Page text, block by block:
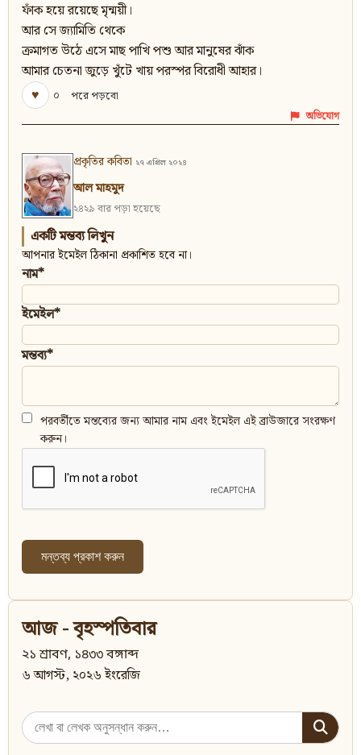
ফাঁক হয়ে রয়েছে মৃন্ময়ী।
আর সে জ্যামিতি থেকে
ক্রমাগত উঠে এসে মাছ পাখি পশু আর মানুষের ঝাঁক
আমার চেতনা জুড়ে খুঁটে খায় পরস্পর বিরোধী আহার।
♥
০ পরে পড়বো
অভিযোগ
প্রকৃতির কবিতা ২৭ এপ্রিল ২০২৪
আল মাহমুদ
২৪২৯ বার পড়া হয়েছে
একটি মন্তব্য লিখুন
আপনার ইমেইল ঠিকানা প্রকাশিত হবে না।
নাম*
ইমেইল*
মন্তব্য*
পরবর্তীতে মন্তব্যের জন্য আমার নাম এবং ইমেইল এই ব্রাউজারে সংরক্ষণ
করুন।
আজ - বৃহস্পতিবার
২১ শ্রাবণ, ১৪৩৩ বঙ্গাব্দ
৬ আগস্ট, ২০২৬ ইংরেজি
Search
for: